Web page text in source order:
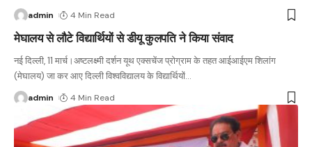
admin 4 Min Read
मेघालय से लौटे विद्यार्थियों से डीयू कुलपति ने किया संवाद
नई दिल्ली, 11 मार्च।अष्टलक्ष्मी दर्शन यूथ एक्सचेंज प्रोग्राम के तहत आईआईएम शिलांग
(मेघालय) जा कर आए दिल्ली विश्वविद्यालय के विद्यार्थियों…
admin 4 Min Read